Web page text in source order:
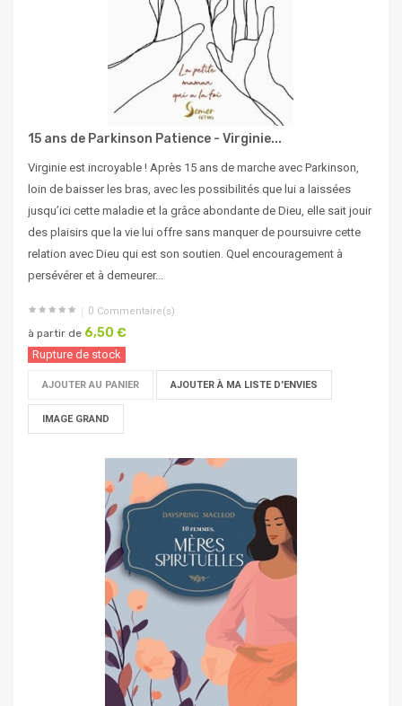
15 ans de Parkinson Patience - Virginie...
Virginie est incroyable ! Après 15 ans de marche avec Parkinson,
loin de baisser les bras, avec les possibilités que lui a laissées
jusqu’ici cette maladie et la grâce abondante de Dieu, elle sait jouir
des plaisirs que la vie lui offre sans manquer de poursuivre cette
relation avec Dieu qui est son soutien. Quel encouragement à
persévérer et à demeurer...
0 Commentaire(s)
à partir de 6,50 €
Rupture de stock
AJOUTER AU PANIER AJOUTER À MA LISTE D'ENVIES
IMAGE GRAND